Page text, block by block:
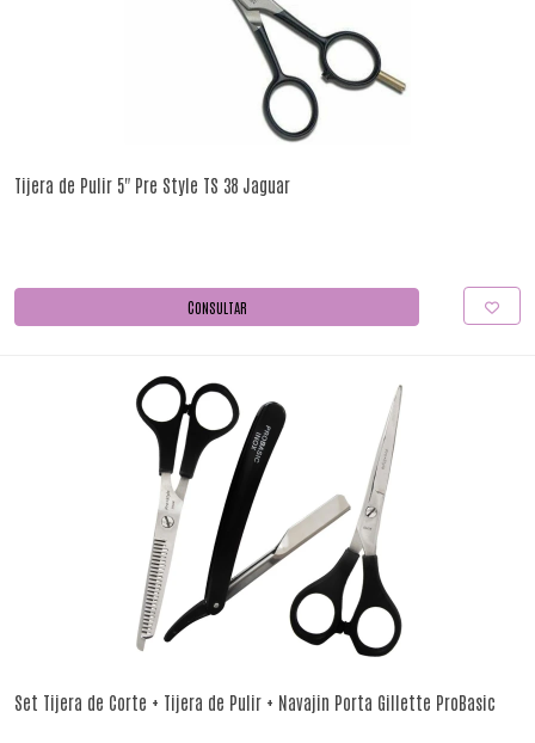
Tijera de Pulir 5" Pre Style TS 38 Jaguar
CONSULTAR
Set Tijera de Corte + Tijera de Pulir + Navajin Porta Gillette ProBasic